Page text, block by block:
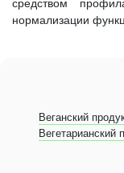
нормализации
Веганский
Вегетарианский